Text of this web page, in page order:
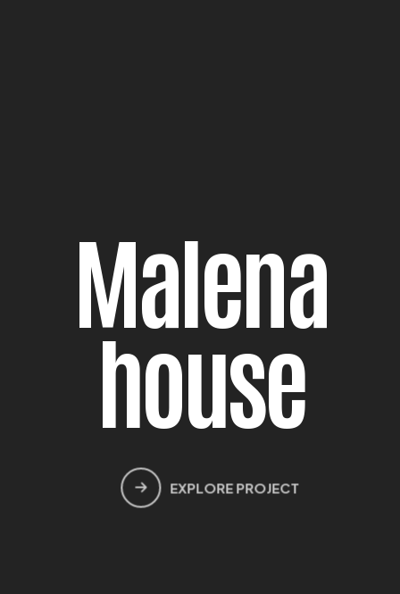
Malena
house
EXPLORE PROJECT